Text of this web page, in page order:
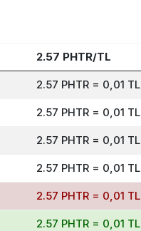
2.57 PHTR/TL
2.57 PHTR = 0,01 TL
2.57 PHTR = 0,01 TL
2.57 PHTR = 0,01 TL
2.57 PHTR = 0,01 TL
2.57 PHTR = 0,01 TL
2.57 PHTR = 0,01 TL